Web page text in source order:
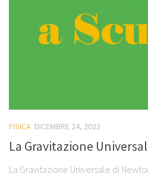
FISICA DICEMBRE 24, 2023
La Gravitazione
La Gravitazione Universale di